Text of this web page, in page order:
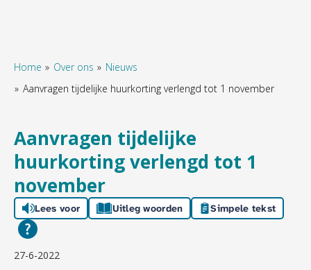
Home Over ons
Nieuws
Aanvragen tijdelijke huurkorting verlengd tot 1 november
Aanvragen tijdelijke
huurkorting verlengd tot 1
november
Lees voor Uitleg woorden Simpele tekst
27-6-2022